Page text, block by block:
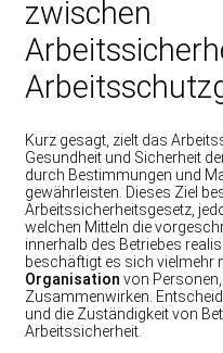
zwischen
Kurz gesagt, zielt das
Gesundheit und Sicherheit
durch Bestimmungen und
gewährleisten. Dieses Ziel
Arbeitssicherheitsgesetz,
welchen Mitteln die
innerhalb des Betriebes
beschäftigt es sich vielmehr
Organisation von
Zusammenwirken.
und die Zuständigkeit von
Arbeitssicherheit.